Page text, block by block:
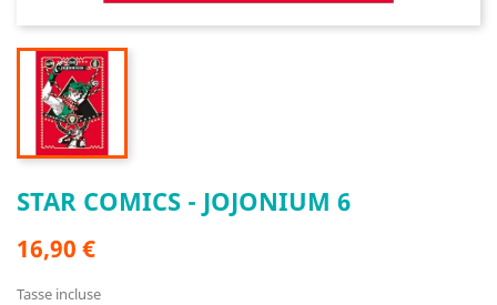
STAR COMICS - JOJONIUM 6
16,90 €
Tasse incluse